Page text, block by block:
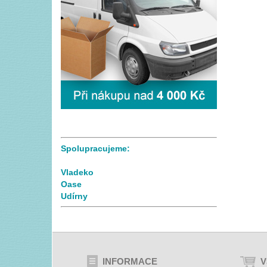
Spolupracujeme:
Vladeko
Oase
Udírny
INFORMACE